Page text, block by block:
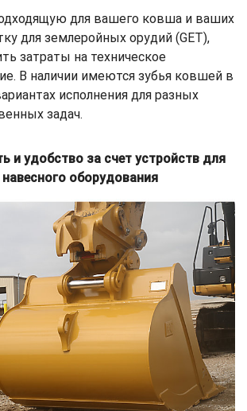
для вашего ковша и ваших
для землеройных орудий (GET),
затраты на техническое
В наличии имеются зубья ковшей в
исполнения для разных
задач.
и удобство за счет устройств для
оборудования